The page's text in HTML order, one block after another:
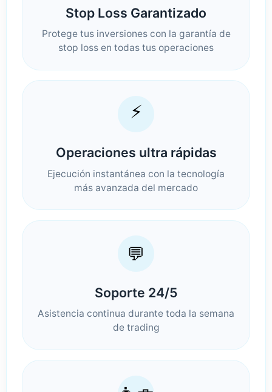
Stop Loss Garantizado
Protege tus inversiones con la garantía de
stop loss en todas tus operaciones
⚡
Operaciones ultra rápidas
Ejecución instantánea con la tecnología
más avanzada del mercado
💬
Soporte 24/5
Asistencia continua durante toda la semana
de trading